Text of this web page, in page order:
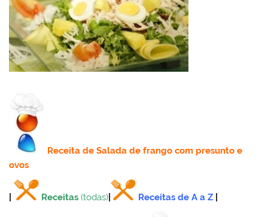
Receitade Salada de frango com presunto e
ovos
Receitas (todas) Receitas de A a Z